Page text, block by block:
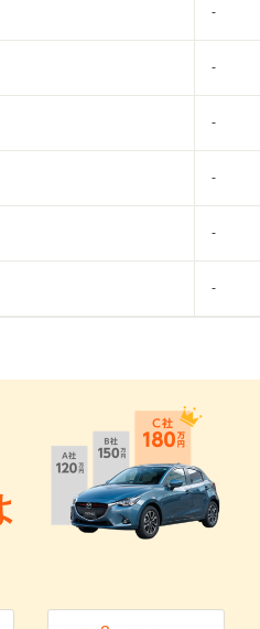
-
-
-
-
-
-